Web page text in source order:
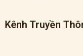
Kênh Truyền